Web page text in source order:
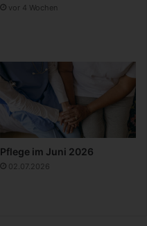
vor 4 Wochen
Pflege im Juni 2026
02.07.2026